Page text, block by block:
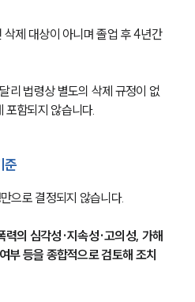
삭제 대상이 아니며 졸업 후 4년간
리 법령상 별도의 삭제 규정이 없
포함되지 않습니다.
준
으로 결정되지 않습니다.
력의 심각성·지속성·고의성, 가해
부 등을 종합적으로 검토해 조치